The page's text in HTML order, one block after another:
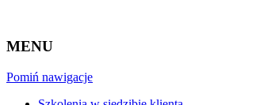
MENU
Pomiń nawigacje